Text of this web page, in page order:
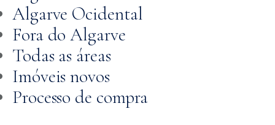
Algarve Ocidental
Fora do Algarve
Todas as áreas
Imóveis novos
Processo de compra